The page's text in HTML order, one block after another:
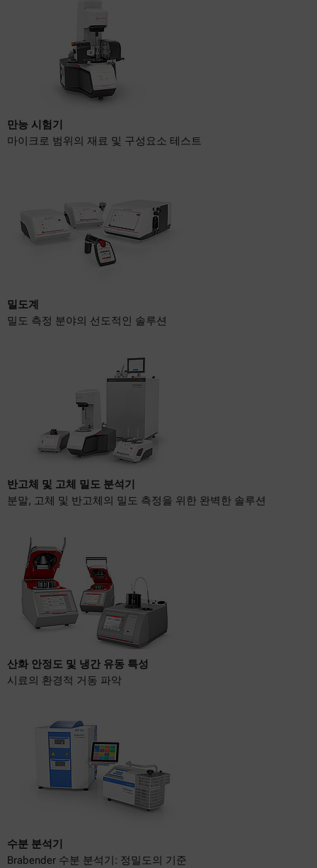
만능 시험기
마이크로 범위의 재료 및 구성요소 테스트
밀도계
밀도 측정 분야의 선도적인 솔루션
반고체 및 고체 밀도 분석기
분말, 고체 및 반고체의 밀도 측정을 위한 완벽한 솔루션
산화 안정도 및 냉간 유동 특성
시료의 환경적 거동 파악
수분 분석기
Brabender 수분 분석기: 정밀도의 기준